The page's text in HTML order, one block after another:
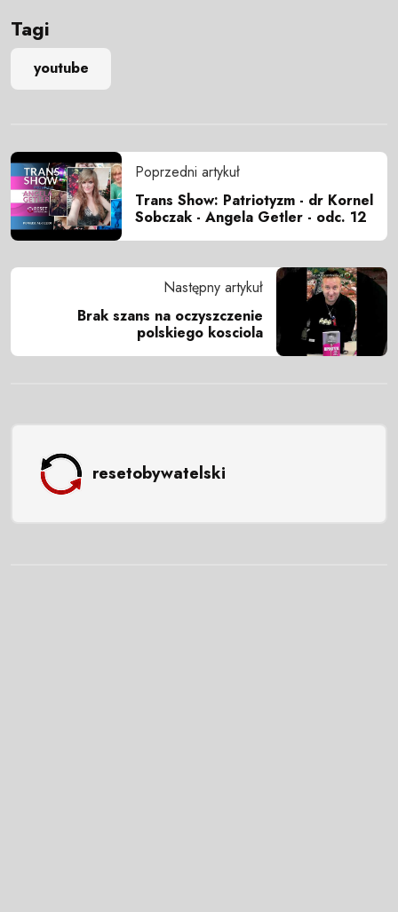
Tagi
youtube
Poprzedni artykuł
Trans Show: Patriotyzm - dr Kornel
Sobczak - Angela Getler - odc. 12
Następny artykuł
Brak szans na oczyszczenie
polskiego kosciola
resetobywatelski